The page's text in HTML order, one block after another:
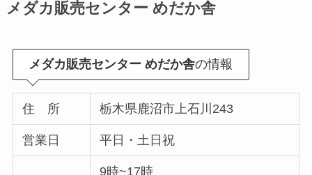
メダカ販売センター めだか舎
メダカ販売センター めだか舎の情報
住 所 栃木県鹿沼市上石川243
営業日 平日・土日祝
9時~17時